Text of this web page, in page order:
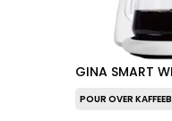
GINA SMART
POUR OVER